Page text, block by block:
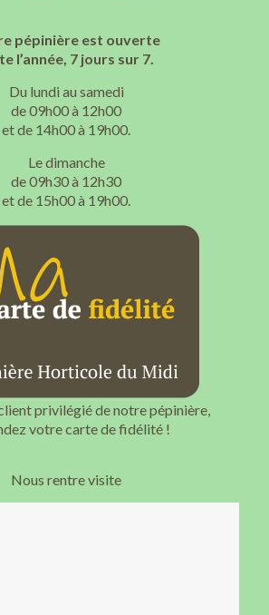
pépinière est ouverte
l’année, 7 jours sur 7.
Du lundi au samedi
de 09h00 à 12h00
et de 14h00 à 19h00.
Le dimanche
de 09h30 à 12h30
et de 15h00 à 19h00.
privilégié de notre pépinière,
votre carte de fidélité !
Nous rentre visite